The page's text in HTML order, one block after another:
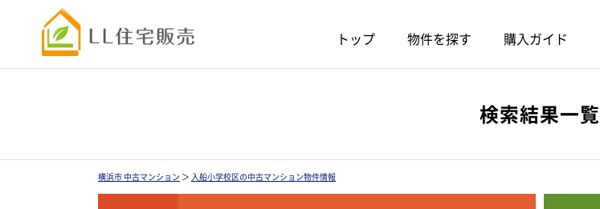
トップ 物件を探す 購入ガイド
検索結果一覧
横浜市 中古マンション ＞ 入船小学校区の中古マンション物件情報